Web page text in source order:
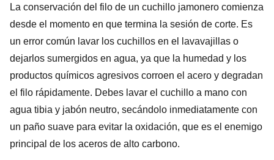
La conservación del filo de un cuchillo jamonero comienza
desde el momento en que termina la sesión de corte. Es
un error común lavar los cuchillos en el lavavajillas o
dejarlos sumergidos en agua, ya que la humedad y los
productos químicos agresivos corroen el acero y degradan
el filo rápidamente. Debes lavar el cuchillo a mano con
agua tibia y jabón neutro, secándolo inmediatamente con
un paño suave para evitar la oxidación, que es el enemigo
principal de los aceros de alto carbono.